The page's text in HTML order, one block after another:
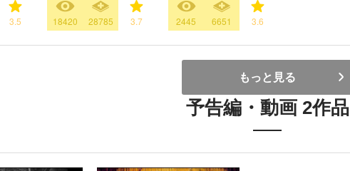
3.5 18420 28785 3.7 2445 6651 3.6
もっと見る
予告編・動画 2作品